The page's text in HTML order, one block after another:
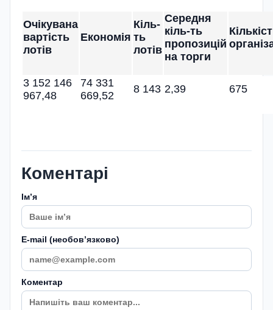
Очікувана
вартість
лотів
Економія
Кіль-
ть
лотів
Середня
кіль-ть
пропозицій
на торги
3 152 146
967,48
74 331
669,52
8 143 2,39 675
Коментарі
Імʼя
E-mail (необовʼязково)
Коментар